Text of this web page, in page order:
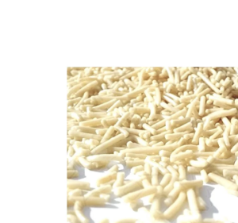
PRO OSLAVY
DO KUCHYNĚ
POCHUTINY
ZDRAVÉ PEČENÍ